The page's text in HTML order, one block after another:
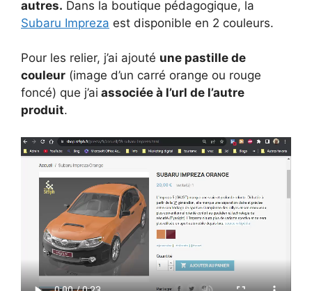
autres. Dans la boutique pédagogique, la
Subaru Impreza est disponible en 2 couleurs.
Pour les relier, j’ai ajouté une pastille de
couleur (image d’un carré orange ou rouge
foncé) que j’ai associée à l’url de l’autre
produit.